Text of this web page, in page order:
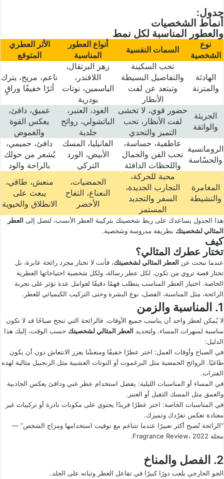
جدول:
أنماط الشخصيات
والعطور المناسبة لكل نمط
نوع
الشخصية
السمات النفسية
أنواع العطور
المناسبة
الأثر العطري
المتوقع
الهادئة
والمتزنة
تحب السكينة
والتفاصيل البسيطة
وتبتعد عن لفت
الأنظار
زهر البرتقال،
اللافندر،
الياسمين، نوتات
بودرية
ناعم، مريح، يترك
أثرًا خفيفًا وراقٍ
الجريئة
والواثقة
حضور قوي، لا تخشى
لفت الأنظار، تحب
التميز والتحدي
العود، العنبر،
الباتشولي، روائح
جلدية
عميق، دافئ،
يعكس القوة
والغموض
الرومانسية
والحسّاسة
عاطفية، حساسة،
تحب الفن والجمال
واللحظات الدافئة
الفانيليا، المسك
الأبيض، الورد
التركي
دافئ، حميمي،
يُشعر من حولك
بالراحة والود
المغامرة
والنشيطة
محبة للحركة،
التجارب الجديدة،
السفر والتجديد
المستمر
الحمضيات،
النعناع، التفاح
الأخضر
منعش، طاقي،
يبعث على
الانطلاق والحيوية
هذا الجدول يساعدك على ربط شخصيتك بتركيبة العطر الأنسب، لتصل إلى العطر
المثالي لشخصيتك بطريقة مدروسة وشخصية.
كيف
تختار عطرك المثالي؟
عندما تبحث عن العطر المثالي لشخصيتك، فأنت لا تختار مجرد رائحة عابرة، بل
تختار قصة تروي من تكون. لكل عطر رسالة، ولكل شخصية احتياجاتها العطرية
الخاصة. اختيار العطر المناسب يتطلب فهمًا دقيقًا لعوامل عدة تؤثر على تجربة
الرائحة، مثل المناسبة، الفصل، نوع البشرة وحتى التركيب الكيميائي للعطر.
1. المناسبة والزمن
لا يُمكن لعطر واحد أن يناسب جميع الأوقات. فالرائحة التي تنجح صباحًا قد لا تكون
مناسبة لسهرات المساء. ولتحديد العطر المثالي لشخصيتك حسب الوقت، إليك هذا
الدليل:
في الصباح وأوقات العمل: اختر عطرًا خفيفًا ومنعشًا يعزز الانتعاش دون أن يكون
طاغيًا. الروائح الحمضية مثل البرغموت أو النوتات العشبية مثل الزنجبيل مثالية لهذه
الفترات.
في المساء أو المناسبات الليلية: يفضل استخدام عطر غني ودافئ يعكس الجاذبية
والعمق مثل المسك الثقيل أو العنبر.
في المناسبات الخاصة: اختر عطرًا فريدًا يحتوي على مكونات نادرة أو تركيبات غير
معتادة تعكس تفرّدك وتميزك.
“الرائحة تُصبح أكثر تعبيرًا عندما تتناغم مع توقيت استخدامها ومزاج الشخص” —
مجلة Fragrance Review، 2022.
2. الفصل والمناخ
الجو الخارجي يلعب دورًا كبيرًا في تفاعل العطر وثباته على الجلد.